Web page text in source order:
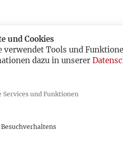
und Cookies
verwendet Tools und
dazu in unserer
Services und Funktionen
Besuchverhaltens